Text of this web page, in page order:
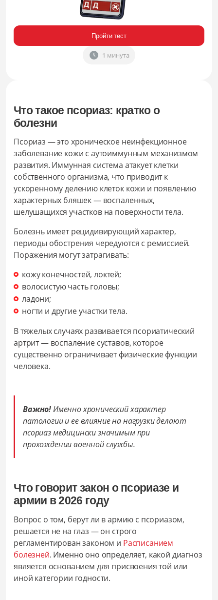
Пройти тест
1 минута
Что такое псориаз: кратко о
болезни
Псориаз — это хроническое неинфекционное
заболевание кожи с аутоиммунным механизмом
развития. Иммунная система атакует клетки
собственного организма, что приводит к
ускоренному делению клеток кожи и появлению
характерных бляшек — воспаленных,
шелушащихся участков на поверхности тела.
Болезнь имеет рецидивирующий характер,
периоды обострения чередуются с ремиссией.
Поражения могут затрагивать:
кожу конечностей, локтей;
волосистую часть головы;
ладони;
ногти и другие участки тела.
В тяжелых случаях развивается псориатический
артрит — воспаление суставов, которое
существенно ограничивает физические функции
человека.
Важно!Именно хронический характер
патологии и ее влияние на нагрузки делают
псориаз медицински значимым при
прохождении военной службы.
Что говорит закон о псориазе и
армии в2026 году
Вопрос о том, берут ли в армию с псориазом,
решается не на глаз — он строго
регламентирован законом и Расписанием
болезней. Именно оно определяет, какой диагноз
является основанием для присвоения той или
иной категории годности.